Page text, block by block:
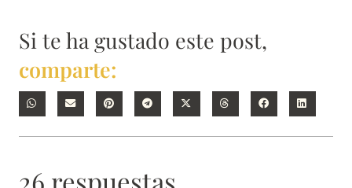
Si te ha gustado este post,
comparte:
26 respuestas